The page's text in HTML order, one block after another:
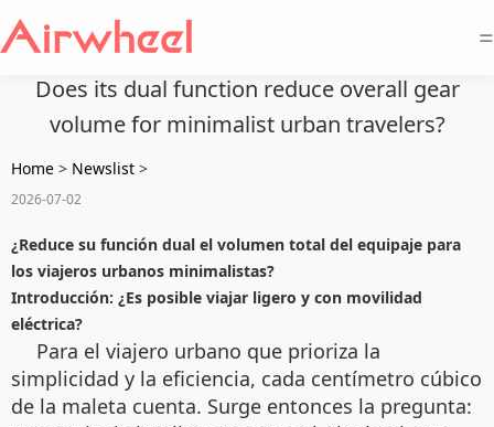
=
Does its dual function reduce overall gear
volume for minimalist urban travelers?
Home > Newslist >
2026-07-02
¿Reduce su función dual el volumen total del equipaje para
los viajeros urbanos minimalistas?
Introducción: ¿Es posible viajar ligero y con movilidad
eléctrica?
Para el viajero urbano que prioriza la
simplicidad y la eficiencia, cada centímetro cúbico
de la maleta cuenta. Surge entonces la pregunta: